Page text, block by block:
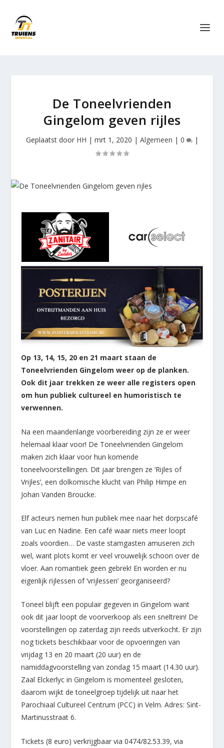
De Toneelvrienden
Gingelom geven rijles
Geplaatst door HH | mrt 1, 2020 | Algemeen | 0 |
Op 13, 14, 15, 20 en 21 maart staan de
Toneelvrienden Gingelom weer op de planken.
Ook dit jaar trekken ze weer alle registers open
om hun publiek cultureel en humoristisch te
verwennen.
Na een maandenlange voorbereiding zijn ze er weer
helemaal klaar voor! De Toneelvrienden Gingelom
maken zich klaar voor hun komende
toneelvoorstellingen. Dit jaar brengen ze ‘Rijles of
Vrijles’, een dolkomische klucht van Philip Himpe en
Johan Vanden Broucke.
Elf acteurs nemen hun publiek mee naar het dorpscafé
van Luc en Nadine. Een café waar niets meer loopt
zoals voordien… De vaste stamgasten amuseren zich
wel, want plots komt er veel vrouwelijk schoon over de
vloer. Aan romantiek geen gebrek! En worden er nu
eigenlijk rijlessen of ‘vrijlessen’ georganiseerd?
Toneel blijft een populair gegeven in Gingelom want
ook dit jaar loopt de voorverkoop als een sneltrein! De
voorstellingen op zaterdag zijn reeds uitverkocht. Er zijn
nog tickets beschikbaar voor de opvoeringen van
vrijdag 13 en 20 maart (20 uur) en de
namiddagvoorstelling van zondag 15 maart (14.30 uur).
Zaal Elckerlyc in Gingelom is momenteel gesloten,
daarom wijkt de toneelgroep tijdelijk uit naar het
Parochiaal Cultureel Centrum (PCC) in Velm. Adres: Sint-
Martinusstraat 6.
Tickets (8 euro) verkrijgbaar via 0474/82.53.39, via